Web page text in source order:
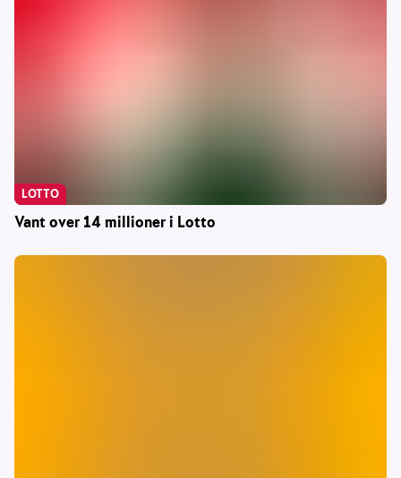
Vant over 14 millioner i Lotto
LOTTO